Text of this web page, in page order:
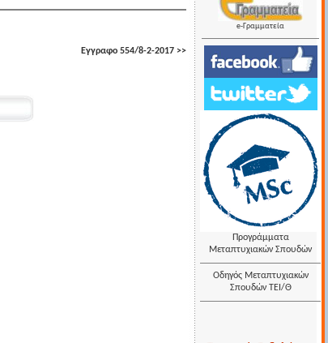
Εγγραφο 554/8-2-2017 >>
e-Γραμματεία
Προγράμματα
Μεταπτυχιακών Σπουδών
Οδηγός Μεταπτυχιακών
Σπουδών ΤΕΙ/Θ